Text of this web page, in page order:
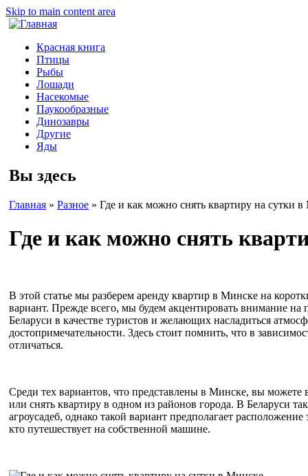
Skip to main content area
Красная книга
Птицы
Рыбы
Лошади
Насекомые
Паукообразные
Динозавры
Другие
Яды
Вы здесь
Главная » Разное » Где и как можно снять квартиру на сутки
Где и как можно снять
В этой статье мы разберем аренду квартир в Минске на
вариант. Прежде всего, мы будем акцентировать внимание
Беларуси в качестве туристов и желающих насладиться
достопримечательности. Здесь стоит помнить, что в
отличаться.
Среди тех вариантов, что представлены в Минске, вы можете
или снять квартиру в одном из районов города. В Беларуси
агроусадеб, однако такой вариант предполагает
кто путешествует на собственной машине.